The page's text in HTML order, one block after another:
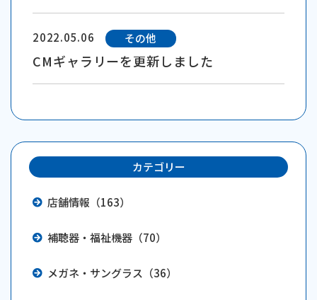
2022.05.06 その他
CMギャラリーを更新しました
カテゴリー
店舗情報（163）
補聴器・福祉機器（70）
メガネ・サングラス（36）